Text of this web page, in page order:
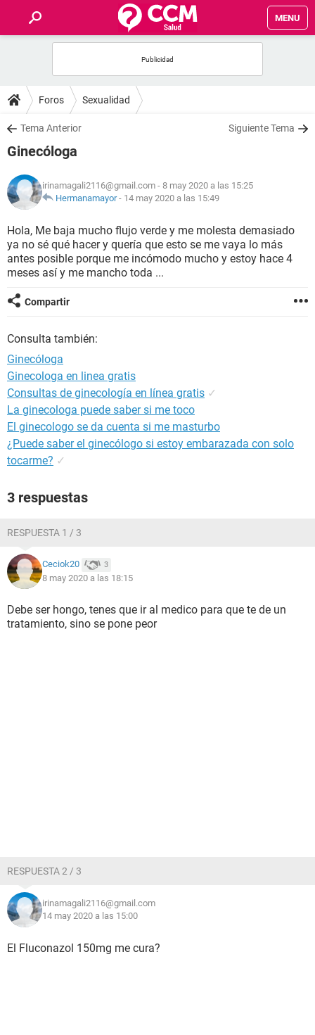
MENU
FOROS
SALUD
NUTRICIÓN
BIENESTAR
SEXUALIDAD
GLOSARIO
Foros Sexualidad
Tema Anterior Siguiente Tema
Ginecóloga
irinamagali2116@gmail.com - 8 may 2020 a las 15:25
Hermanamayor- 14 may 2020 a las 15:49
Hola, Me baja mucho flujo verde y me molesta demasiado
ya no sé qué hacer y quería que esto se me vaya lo más
antes posible porque me incómodo mucho y estoy hace 4
meses así y me mancho toda ...
Compartir
Consulta también:
Ginecóloga
Ginecologa en linea gratis
Consultas de ginecología en línea gratis ✓
La ginecologa puede saber si me toco
El ginecologo se da cuenta si me masturbo
¿Puede saber el ginecólogo si estoy embarazada con solo
tocarme? ✓
3 respuestas
RESPUESTA 1 / 3
Ceciok20 3
8 may 2020 a las 18:15
Debe ser hongo, tenes que ir al medico para que te de un
tratamiento, sino se pone peor
RESPUESTA 2 / 3
irinamagali2116@gmail.com
14 may 2020 a las 15:00
El Fluconazol 150mg me cura?